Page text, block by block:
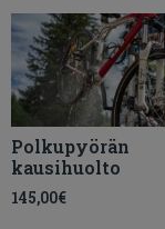
Polkupyörän
kausihuolto
145,00€